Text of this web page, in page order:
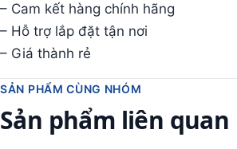
– Cam kết hàng chính hãng
– Hỗ trợ lắp đặt tận nơi
– Giá thành rẻ
SẢN PHẨM CÙNG NHÓM
Sản phẩm liên quan